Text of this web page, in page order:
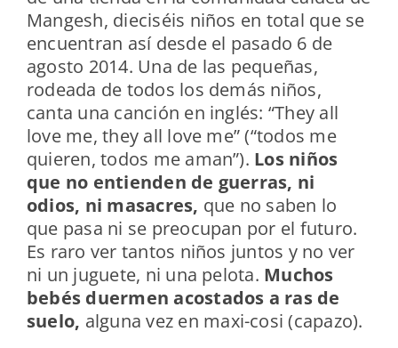
Mangesh, dieciséis niños en total que se
encuentran así desde el pasado 6 de
agosto 2014. Una de las pequeñas,
rodeada de todos los demás niños,
canta una canción en inglés: “They all
love me, they all love me” (“todos me
quieren, todos me aman”). Los niños
que no entienden de guerras, ni
odios, ni masacres, que no saben lo
que pasa ni se preocupan por el futuro.
Es raro ver tantos niños juntos y no ver
ni un juguete, ni una pelota. Muchos
bebés duermen acostados a ras de
suelo, alguna vez en maxi-cosi (capazo).